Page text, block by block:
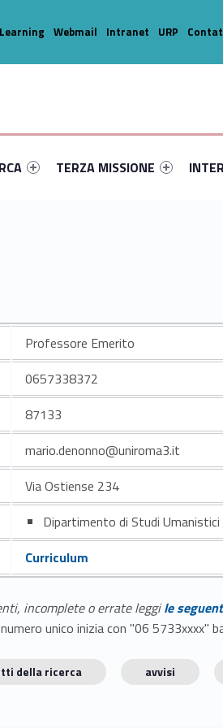
primary-26540-14
#link-menu-primary-58445-35
Link identifier #link-menu-
TERZA MISSIONE
Link
Webmail Intranet URP
Professore Emerito
0657338372
87133
mario.denonno@uniroma3.it
Via Ostiense 234
Dipartimento di Studi Umanistici
Curriculum
incomplete o errate leggile
unico inizia con "06
della ricerca avvisi